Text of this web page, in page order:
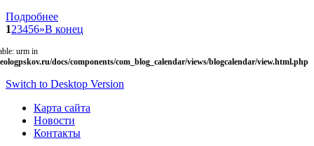
Подробнее
123456»В конец
urm in
docs/components/com_blog_calendar/views/blogcalendar/view.html.php
Switch to Desktop Version
Карта сайта
Новости
Контакты